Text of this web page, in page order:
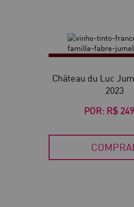
Château du Luc
2023
POR: R$